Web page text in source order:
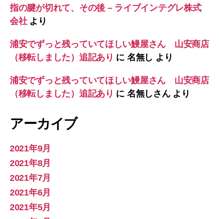
指の腱が切れて、その後 – ライブインテグレ株式
会社より
浦安でずっと残っていてほしい鰻屋さん 山安商店
（移転しました）追記あり に 名無し より
浦安でずっと残っていてほしい鰻屋さん 山安商店
（移転しました）追記あり に 名無しさんより
アーカイブ
2021年9月
2021年8月
2021年7月
2021年6月
2021年5月